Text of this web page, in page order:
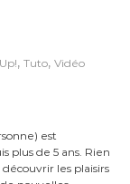
, Tuto, Vidéo
est
plus de 5 ans. Rien
les plaisirs